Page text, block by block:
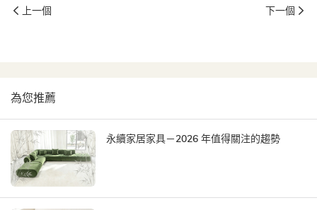
上一個 下一個
為您推薦
永續家居家具－2026 年值得關注的趨勢